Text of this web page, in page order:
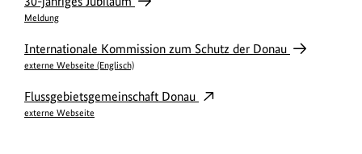
Meldung
Internationale Kommission zum Schutz der Donau
externe Webseite (Englisch)
Flussgebietsgemeinschaft Donau
externe Webseite